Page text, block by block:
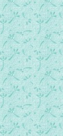
羊毛.mp3
超过世上一切.mp3
求你让我全心全意全
你.mp3
年，爱你永不变.mp3
我爱你.mp3
彩烈地事奉上主.mp3
给我信心.mp3